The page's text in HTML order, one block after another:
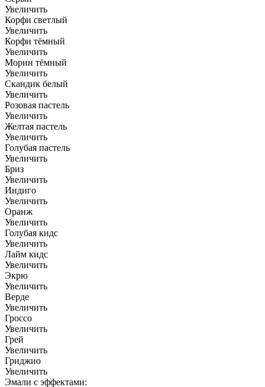
Увеличить
Корфи светлый
Увеличить
Корфи тёмный
Увеличить
Морин тёмный
Увеличить
Скандик белый
Увеличить
Розовая пастель
Увеличить
Желтая пастель
Увеличить
Голубая пастель
Увеличить
Бриз
Увеличить
Индиго
Увеличить
Оранж
Увеличить
Голубая кидс
Увеличить
Лайм кидс
Увеличить
Экрю
Увеличить
Верде
Увеличить
Гроссо
Увеличить
Грей
Увеличить
Гриджио
Увеличить
Эмали с эффектами: